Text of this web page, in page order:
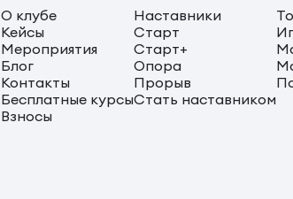
О клубе
Кейсы
Мероприятия
Блог
Контакты
Бесплатные курсы
Взносы
Наставники
Старт
Старт+
Опора
Прорыв
Стать наставником